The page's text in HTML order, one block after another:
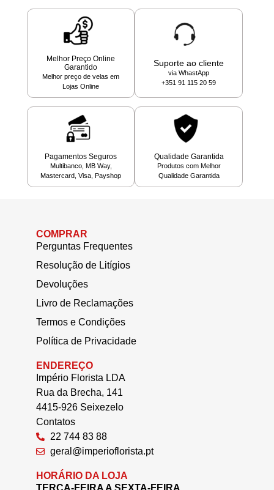
Melhor Preço Online
Garantido
Melhor preço de velas em
Lojas Online
Suporte ao cliente
via WhastApp
+351 91 115 20 59
Pagamentos Seguros
Multibanco, MB Way,
Mastercard, Visa, Payshop
Qualidade Garantida
Produtos com Melhor
Qualidade Garantida
COMPRAR
Perguntas Frequentes
Resolução de Litígios
Devoluções
Livro de Reclamações
Termos e Condições
Política de Privacidade
ENDEREÇO
Império Florista LDA
Rua da Brecha, 141
4415-926 Seixezelo
Contatos
22 744 83 88
geral@imperioflorista.pt
HORÁRIO DA LOJA